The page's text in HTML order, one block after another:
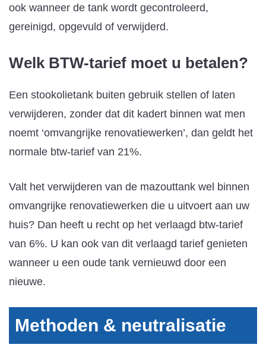
ook wanneer de tank wordt gecontroleerd,
gereinigd, opgevuld of verwijderd.
Welk BTW-tarief moet u betalen?
Een stookolietank buiten gebruik stellen of laten
verwijderen, zonder dat dit kadert binnen wat men
noemt ‘omvangrijke renovatiewerken’, dan geldt het
normale btw-tarief van 21%.
Valt het verwijderen van de mazouttank wel binnen
omvangrijke renovatiewerken die u uitvoert aan uw
huis? Dan heeft u recht op het verlaagd btw-tarief
van 6%. U kan ook van dit verlaagd tarief genieten
wanneer u een oude tank vernieuwd door een
nieuwe.
Methoden & neutralisatie